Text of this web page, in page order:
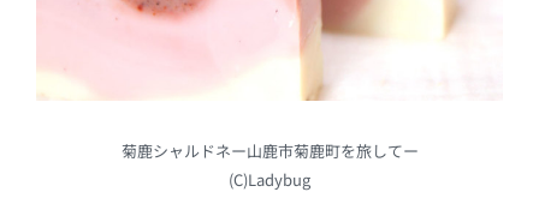
菊鹿シャルドネー山鹿市菊鹿町を旅してー
(C)Ladybug